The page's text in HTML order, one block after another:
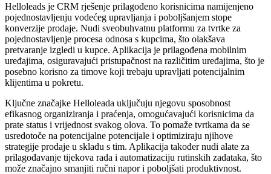
Helloleads je CRM rješenje prilagođeno korisnicima namijenjeno
pojednostavljenju vodećeg upravljanja i poboljšanjem stope
konverzije prodaje. Nudi sveobuhvatnu platformu za tvrtke za
pojednostavljenje procesa odnosa s kupcima, što olakšava
pretvaranje izgledi u kupce. Aplikacija je prilagođena mobilnim
uređajima, osiguravajući pristupačnost na različitim uređajima, što je
posebno korisno za timove koji trebaju upravljati potencijalnim
klijentima u pokretu.
Ključne značajke Helloleada uključuju njegovu sposobnost
efikasnog organiziranja i praćenja, omogućavajući korisnicima da
prate status i vrijednost svakog olova. To pomaže tvrtkama da se
usredotoče na potencijalne potencijale i optimiziraju njihove
strategije prodaje u skladu s tim. Aplikacija također nudi alate za
prilagođavanje tijekova rada i automatizaciju rutinskih zadataka, što
može značajno smanjiti ručni napor i poboljšati produktivnost.